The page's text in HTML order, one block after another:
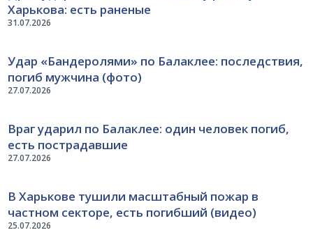
31.07.2026
Харькова: есть раненые
27.07.2026
Удар «Бандеролями» по Балаклее: последствия,
погиб мужчина (фото)
27.07.2026
Враг ударил по Балаклее: один человек погиб,
есть пострадавшие
25.07.2026
В Харькове тушили масштабный пожар в
частном секторе, есть погибший (видео)